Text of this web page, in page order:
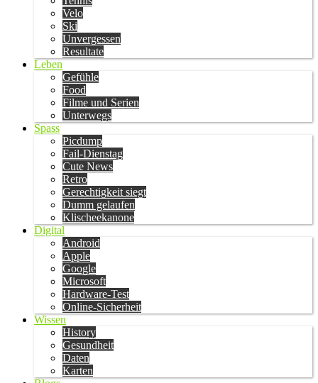
Velo
Ski
Unvergessen
Resultate
Leben
Gefühle
Food
Filme und Serien
Unterwegs
Spass
Picdump
Fail-Dienstag
Cute News
Retro
Gerechtigkeit siegt
Dumm gelaufen
Klischeekanone
Digital
Android
Apple
Google
Microsoft
Hardware-Test
Online-Sicherheit
Wissen
History
Gesundheit
Daten
Karten